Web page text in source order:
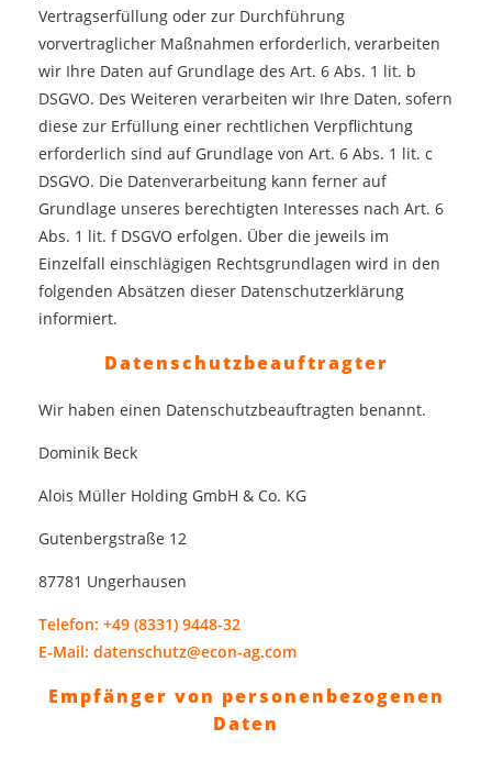
Vertragserfüllung oder zur Durchführung
vorvertraglicher Maßnahmen erforderlich, verarbeiten
wir Ihre Daten auf Grundlage des Art. 6 Abs. 1 lit. b
DSGVO. Des Weiteren verarbeiten wir Ihre Daten, sofern
diese zur Erfüllung einer rechtlichen Verpflichtung
erforderlich sind auf Grundlage von Art. 6 Abs. 1 lit. c
DSGVO. Die Datenverarbeitung kann ferner auf
Grundlage unseres berechtigten Interesses nach Art. 6
Abs. 1 lit. f DSGVO erfolgen. Über die jeweils im
Einzelfall einschlägigen Rechtsgrundlagen wird in den
folgenden Absätzen dieser Datenschutzerklärung
informiert.
Datenschutz­beauftragter
Wir haben einen Datenschutzbeauftragten benannt.
Dominik Beck
Alois Müller Holding GmbH & Co. KG
Gutenbergstraße 12
87781 Ungerhausen
Telefon: +49 (8331) 9448-32
E-Mail: datenschutz@econ-ag.com
Empfänger von personenbezogenen
Daten